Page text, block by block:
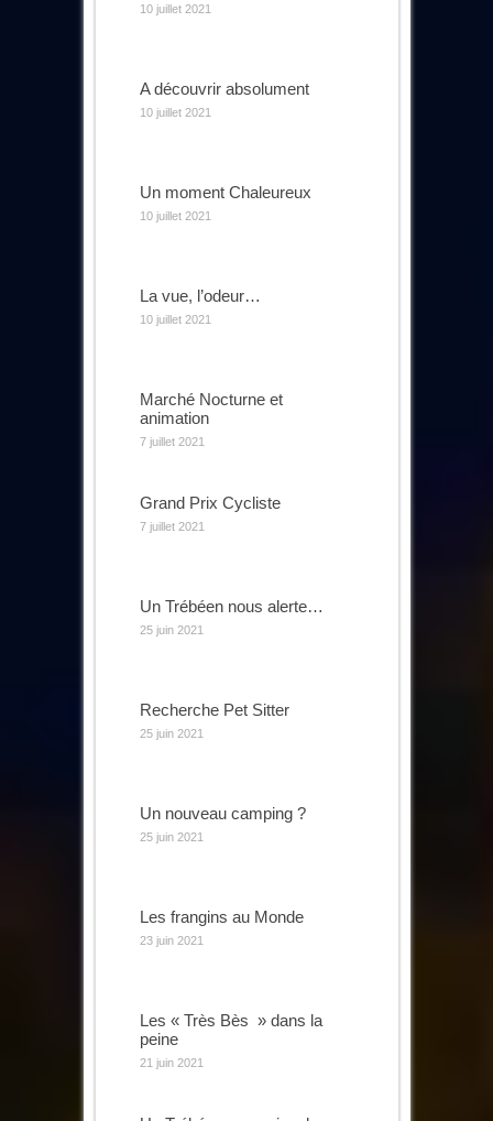
10 juillet 2021
A découvrir absolument
10 juillet 2021
Un moment Chaleureux
10 juillet 2021
La vue, l’odeur…
10 juillet 2021
Marché Nocturne et
animation
7 juillet 2021
Grand Prix Cycliste
7 juillet 2021
Un Trébéen nous alerte…
25 juin 2021
Recherche Pet Sitter
25 juin 2021
Un nouveau camping ?
25 juin 2021
Les frangins au Monde
23 juin 2021
Les « Très Bès » dans la
peine
21 juin 2021